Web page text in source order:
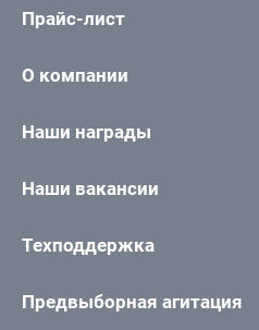
Прайс-лист
О компании
Наши награды
Наши вакансии
Техподдержка
Предвыборная агитация